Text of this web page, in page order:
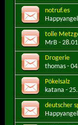
notruf.es
Happyangel
tolle
MrB -
Drogerie
thomas -
Pökelsalz
katana -
deutscher
Happyangel